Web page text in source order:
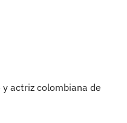
actriz colombiana de